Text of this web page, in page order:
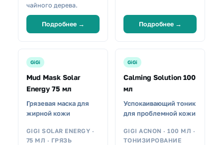
чайного дерева.
Подробнее → Подробнее →
GiGi
Mud Mask Solar
Energy 75 мл
Грязевая маска для
жирной кожи
GIGI SOLAR ENERGY ·
75 МЛ · ГРЯЗЬ
GiGi
Calming Solution 100
мл
Успокаивающий тоник
для проблемной кожи
GIGI ACNON · 100 МЛ ·
ТОНИЗИРОВАНИЕ